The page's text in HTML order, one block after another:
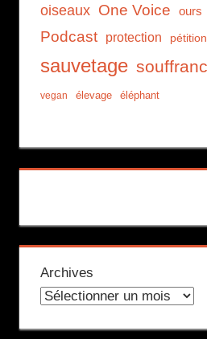
oiseaux One Voice ours
Podcast protection pétition
sauvetage
vegan élevage éléphant
Archives